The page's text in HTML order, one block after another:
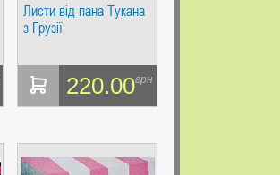
Листи від пана Тукана
з Грузії
220.00грн